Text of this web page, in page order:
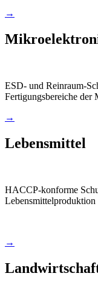
→
ESD- und Reinraum-
Fertigungsbereiche
→
Lebensmittel
HACCP-konforme
Lebensmittelproduktion
→